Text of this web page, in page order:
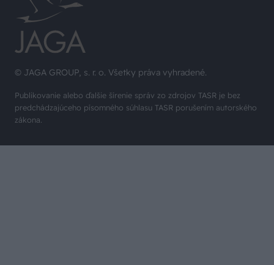
© JAGA GROUP, s. r. o. Všetky práva vyhradené.
Publikovanie alebo ďalšie šírenie správ zo zdrojov TASR je bez
predchádzajúceho písomného súhlasu TASR porušením autorského
zákona.